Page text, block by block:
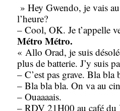
» Hey Gwendo, je vais
l’heure?
– Cool, OK. Je t’appelle
Métro Métro.
« Allo Orad, je suis
plus de batterie. J’y suis
– C’est pas grave. Bla bla
– Bla bla bla. On va au
– Ouaaaais.
– RDV 21H00 au café